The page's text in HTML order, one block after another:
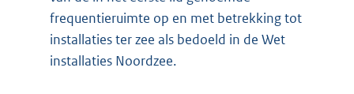
frequentieruimte op en met betrekking tot
installaties ter zee als bedoeld in de Wet
installaties Noordzee.